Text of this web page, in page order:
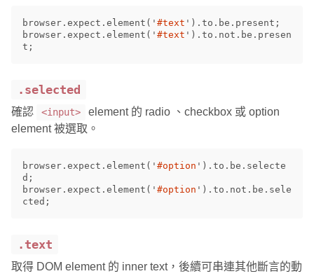
browser . expect . element ( ' #text ' ). to . be . present ;
browser . expect . element ( ' #text ' ). to . not . be . presen
t ;
.selected
確認 <input>
element 的 radio 、checkbox 或 option
element 被選取。
browser . expect . element ( ' #option ' ). to . be . selecte
d ;
browser . expect . element ( ' #option ' ). to . not . be . sele
cted ;
.text
取得 DOM element 的 inner text，後續可串連其他斷言的動